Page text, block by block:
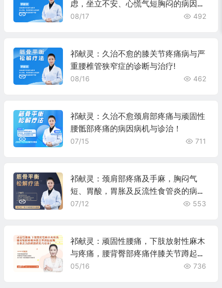
虑，坐立不安、心慌气短胸闷的病因病
机与诊治!
08/17 492
祁献灵：久治不愈的膝关节疼痛病与严
重腰椎管狭窄症的诊断与治疗!
08/16 462
祁献灵：久治不愈颈肩部疼痛与顽固性
腰骶部疼痛的病因病机与诊治！
07/15 711
祁献灵：颈肩部疼痛及手麻，胸闷气
短、胃酸，胃胀及反流性食管炎的病因
病机与诊治！
07/12 553
祁献灵：顽固性腰痛，下肢放射性麻木
与疼痛，腰背臀部疼痛伴膝关节蹲起困
难、全身乏力的病因病机与诊治！
05/16 736